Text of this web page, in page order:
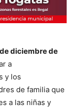
diciembre de
a
y los
de familia que
a las niñas y